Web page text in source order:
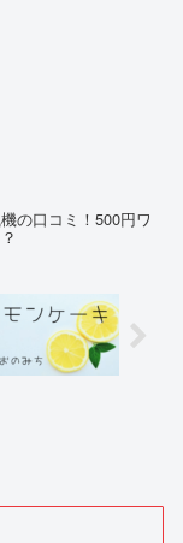
の口コミ！500円ワ